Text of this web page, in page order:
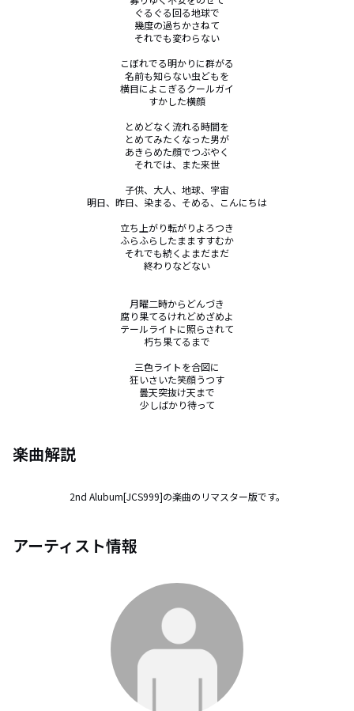
ぐるぐる回る地球で
幾度の過ちかさねて
それでも変わらない
こぼれでる明かりに群がる
名前も知らない虫どもを
横目によこぎるクールガイ
すかした横顔
とめどなく流れる時間を
とめてみたくなった男が
あきらめた顔でつぶやく
それでは、また来世
子供、大人、地球、宇宙
明日、昨日、染まる、そめる、こんにちは
立ち上がり転がりよろつき
ふらふらしたまますすむか
それでも続くよまだまだ
終わりなどない
月曜二時からどんづき
腐り果てるけれどめざめよ
テールライトに照らされて
朽ち果てるまで
三色ライトを合図に
狂いさいた笑顔うつす
曇天突抜け天まで
少しばかり待って
楽曲解説
2nd Alubum[JCS999]の楽曲のリマスター版です。
アーティスト情報